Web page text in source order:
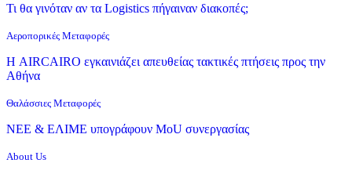
Τι θα γινόταν αν τα Logistics πήγαιναν διακοπές;
Αεροπορικές Μεταφορές
Η AIRCAIRO εγκαινιάζει απευθείας τακτικές πτήσεις προς την
Αθήνα
Θαλάσσιες Μεταφορές
ΝΕΕ & ΕΛΙΜΕ υπογράφουν MoU συνεργασίας
About Us